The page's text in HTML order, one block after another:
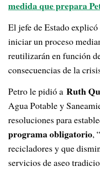
medida que prepara
El jefe de Estado
iniciar un proceso
reutilizarán en función
consecuencias de la
Petro le pidió a Ruth
Agua Potable y
resoluciones para
programa obligatorio,
recicladores y que
servicios de aseo